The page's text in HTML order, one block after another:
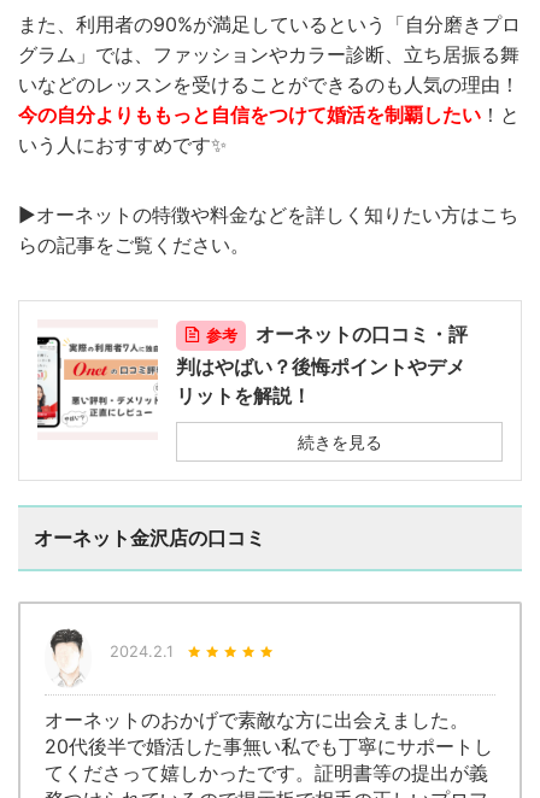
また、利用者の90%が満足しているという「自分磨きプロ
グラム」では、ファッションやカラー診断、立ち居振る舞
いなどのレッスンを受けることができるのも人気の理由！
今の自分よりももっと自信をつけて婚活を制覇したい ！と
いう人におすすめです✨
▶︎オーネットの特徴や料金などを詳しく知りたい方はこち
らの記事をご覧ください。
参考
オーネットの口コミ・評
判はやばい？後悔ポイントやデメ
リットを解説！
続きを見る
オーネット金沢店の口コミ
2024.2.1
オーネットのおかげで素敵な方に出会えました。
20代後半で婚活した事無い私でも丁寧にサポートし
てくださって嬉しかったです。証明書等の提出が義